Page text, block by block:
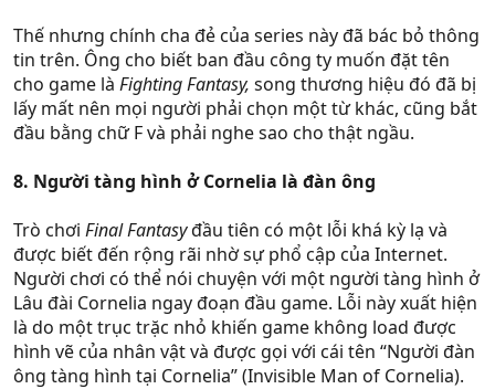
Thế nhưng chính cha đẻ của series này đã bác bỏ thông
tin trên. Ông cho biết ban đầu công ty muốn đặt tên
cho game là Fighting Fantasy, song thương hiệu đó đã bị
lấy mất nên mọi người phải chọn một từ khác, cũng bắt
đầu bằng chữ F và phải nghe sao cho thật ngầu.
8. Người tàng hình ở Cornelia là đàn ông
Trò chơi Final Fantasyđầu tiên có một lỗi khá kỳ lạ và
được biết đến rộng rãi nhờ sự phổ cập của Internet.
Người chơi có thể nói chuyện với một người tàng hình ở
Lâu đài Cornelia ngay đoạn đầu game. Lỗi này xuất hiện
là do một trục trặc nhỏ khiến game không load được
hình vẽ của nhân vật và được gọi với cái tên “Người đàn
ông tàng hình tại Cornelia” (Invisible Man of Cornelia).